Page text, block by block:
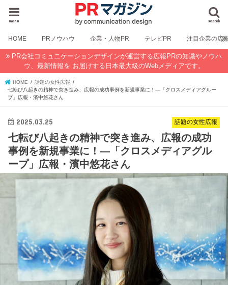
search
menu
HOME PRノウハウ 企業・人物PR テレビPR 注目企業の広
PR会社コミュニケーションデザインが運営する広報PRの知識やノウハ
ウ、最新情報を お届けする日本最大級のWebメディアです。
HOME
話題の女性広報
七転び八起きの精神で突き進み、広報の成功事例を新規事業に！―「クロスメディアグルー
プ」広報・濱中悠花さん
話題の女性広報
2025.03.25
七転び八起きの精神で突き進み、広報の成功
事例を新規事業に！―「クロスメディアグル
ープ」広報・濱中悠花さん